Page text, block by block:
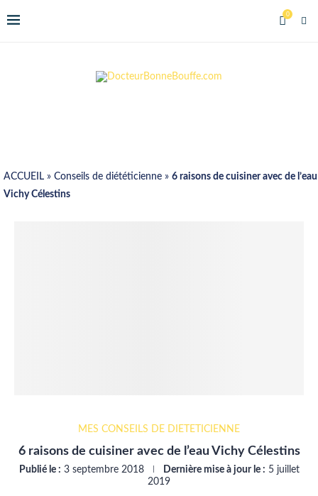
0
ACCUEIL » Conseils de diététicienne » 6 raisons de cuisiner avec de l’eau
Vichy Célestins
MES CONSEILS DE DIÉTÉTICIENNE
6 raisons de cuisiner avec de l’eau Vichy Célestins
Publié le : 3 septembre 2018 Dernière mise à jour le : 5 juillet
2019